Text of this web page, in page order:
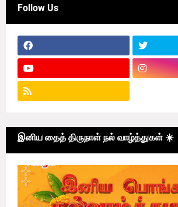
Follow Us
இனிய தைத் திருநாள் நல் வாழ்த்துகள் ☀️